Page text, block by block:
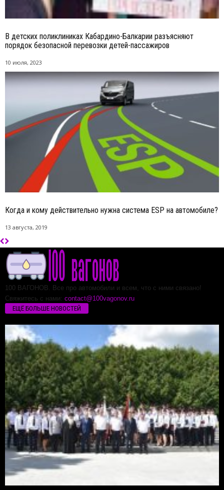
В детских поликлиниках Кабардино-Балкарии разъясняют
порядок безопасной перевозки детей-пассажиров
10 июля, 2023
Когда и кому действительно нужна система ESP на автомобиле?
13 августа, 2019
100 ВАГОНОВ. Все про автомобили и всем, что с ними связано!
Свяжитесь с нами: contact@100vagonov.ru
ЕЩЁ БОЛЬШЕ НОВОСТЕЙ